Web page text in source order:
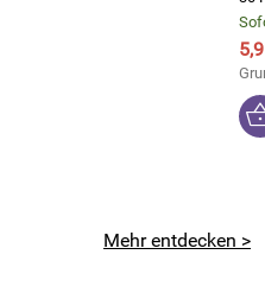
Mehr entdecken >